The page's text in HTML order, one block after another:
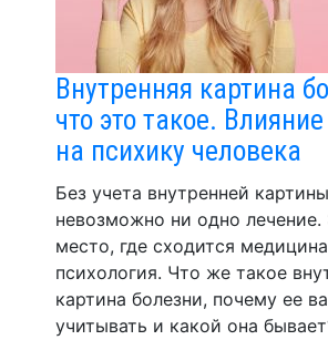
Внутренняя картина
что это такое.
на психику человека
Без учета внутренней
невозможно ни одно лечение.
место, где сходится
психология. Что же такое
картина болезни, почему ее
учитывать и какой она